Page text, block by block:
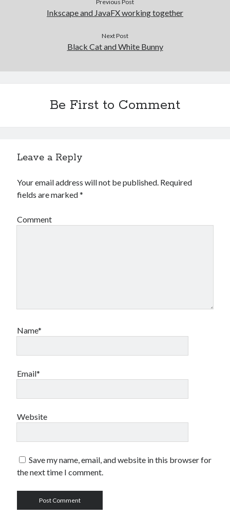
Previous Post
Inkscape and JavaFX working together
Next Post
Black Cat and White Bunny
Be First to Comment
Leave a Reply
Your email address will not be published. Required
fields are marked*
Comment
Name*
Email*
Website
Save my name, email, and website in this browser for
the next time I comment.